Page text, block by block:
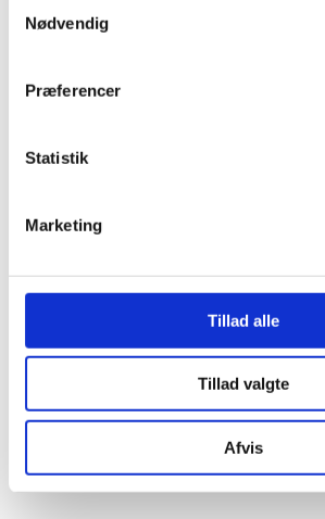
Nødvendig
Præferencer
Statistik
Marketing
Tillad alle
Tillad valgte
Afvis
Her er alle vinderne fra